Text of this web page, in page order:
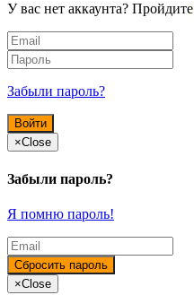
У вас нет аккаунта? Пройдите
Забыли пароль?
×Close
Забыли пароль?
Я помню пароль!
×Close